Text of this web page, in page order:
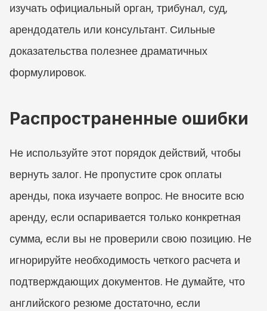
изучать официальный орган, трибунал, суд,
арендодатель или консультант. Сильные
доказательства полезнее драматичных
формулировок.
Распространенные ошибки
Не используйте этот порядок действий, чтобы
вернуть залог. Не пропустите срок оплаты
аренды, пока изучаете вопрос. Не вносите всю
аренду, если оспаривается только конкретная
сумма, если вы не проверили свою позицию. Не
игнорируйте необходимость четкого расчета и
подтверждающих документов. Не думайте, что
английского резюме достаточно, если